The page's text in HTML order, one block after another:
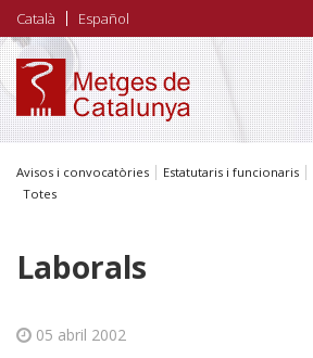
Vés
al
contingut
Català Español
Avisos i convocatòries Estatutaris i funcionaris
Totes
Laborals
05 abril 2002